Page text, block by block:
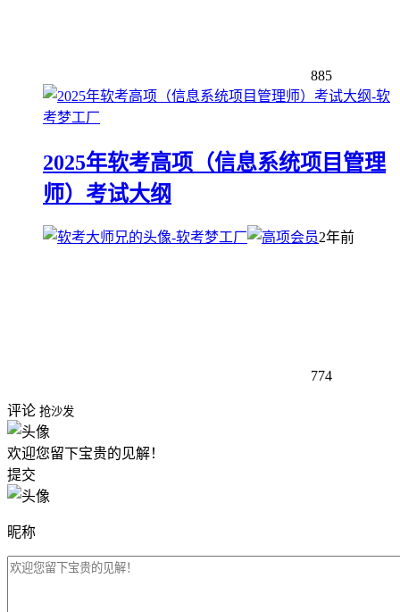
885
2025年软考高项（信息系统项目管理
师）考试大纲
2年前
774
评论 抢沙发
欢迎您留下宝贵的见解！
提交
昵称